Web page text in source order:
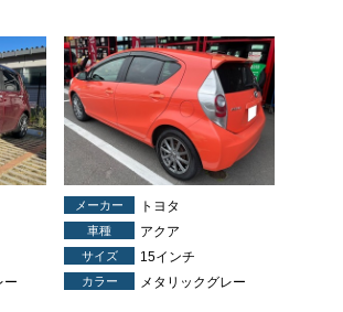
ー
メーカー トヨタ
車種 アクア
サイズ 15インチ
カラー メタリックグレー